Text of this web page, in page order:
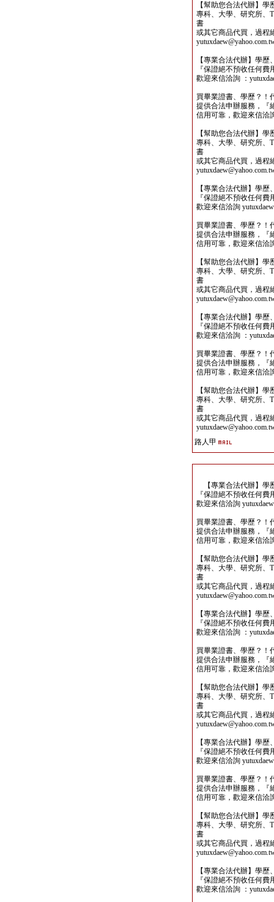
【幫助您合法代辦】
專科、大學、研究所、
書
或其它商品代買，過程
【專業合法代辦】學
『保證絕不預收任何
歡迎來信洽詢 ：
買畢業證書、學歷？！
提供合法申辦服務，『
信用可靠，歡迎來信洽
【幫助您合法代辦】
專科、大學、研究所、
書
或其它商品代買，過程
【專業合法代辦】學
『保證絕不預收任何
歡迎來信洽詢
買畢業證書、學歷？！
提供合法申辦服務，『
信用可靠，歡迎來信洽
【幫助您合法代辦】
專科、大學、研究所、
書
或其它商品代買，過程
【專業合法代辦】學
『保證絕不預收任何
歡迎來信洽詢 ：
買畢業證書、學歷？！
提供合法申辦服務，『
信用可靠，歡迎來信洽
【幫助您合法代辦】
專科、大學、研究所、
書
或其它商品代買，過程
路人甲
【專業合法代辦】學
『保證絕不預收任何
歡迎來信洽詢
買畢業證書、學歷？！
提供合法申辦服務，『
信用可靠，歡迎來信洽
【幫助您合法代辦】
專科、大學、研究所、
書
或其它商品代買，過程
【專業合法代辦】學
『保證絕不預收任何
歡迎來信洽詢 ：
買畢業證書、學歷？！
提供合法申辦服務，『
信用可靠，歡迎來信洽
【幫助您合法代辦】
專科、大學、研究所、
書
或其它商品代買，過程
【專業合法代辦】學
『保證絕不預收任何
歡迎來信洽詢
買畢業證書、學歷？！
提供合法申辦服務，『
信用可靠，歡迎來信洽
【幫助您合法代辦】
專科、大學、研究所、
書
或其它商品代買，過程
【專業合法代辦】學
『保證絕不預收任何
歡迎來信洽詢 ：